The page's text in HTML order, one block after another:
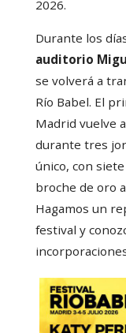
2026.
Durante los
auditorio
se volverá a
Río Babel. El
Madrid vuelve
durante tres
único, con
broche de oro
Hagamos un
festival y